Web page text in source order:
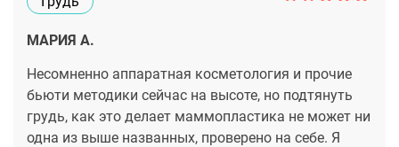
МАРИЯ А.
Несомненно аппаратная косметология и прочие
бьюти методики сейчас на высоте, но подтянуть
грудь, как это делает маммопластика не может ни
одна из выше названных, проверено на себе. Я